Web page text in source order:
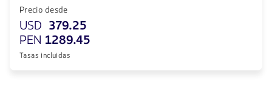
Precio desde
USD 379.25
PEN 1289.45
Tasas incluidas